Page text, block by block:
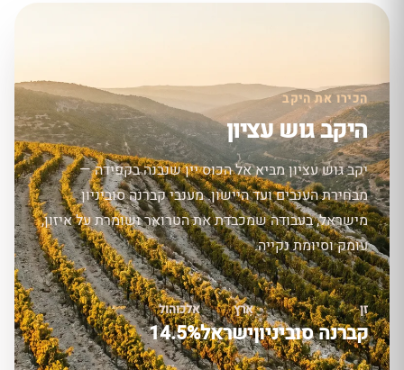
הכירו את היקב
היקב גוש עציון
יקב גוש עציון מביא אל הכוס יין שנבנה בקפידה —
מבחירת הענבים ועד היישון. מענבי קברנה סוביניון
מישראל, בעבודה שמכבדת את הטרואר ושומרת על איזון,
עומק וסיומת נקייה.
זן
קברנה סוביניון
ארץ
ישראל
אלכוהול
14.5%